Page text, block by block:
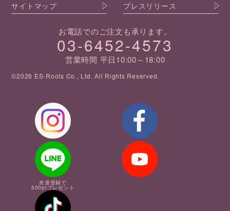
サイトマップ
プレスリリース
お電話でのご注文も承ります。
03-6452-4573
営業時間 平日10:00～18:00
©2026 ES-Roots Co., Ltd. All Rights Reserved.
友達登録で
500ptプレゼント